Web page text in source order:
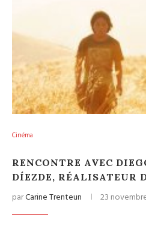
Cinéma
RENCONTRE AVEC
DÍEZDE, RÉALISATEUR
parCarine Trenteun 23